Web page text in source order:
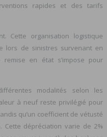
rapides et des tarifs
Cette organisation logistique
lors de sinistres survenant en
remise en état s’impose pour
modalités selon les
à neuf reste privilégié pour
qu’un coefficient de vétusté
Cette dépréciation varie de 2%